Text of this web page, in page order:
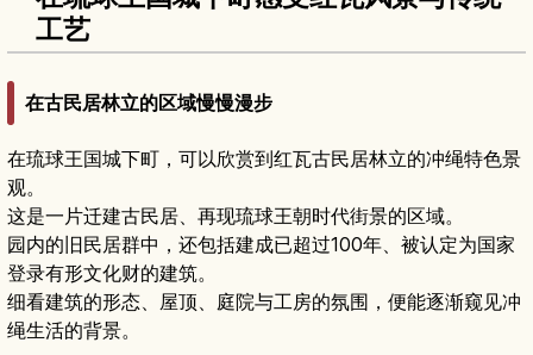
工艺
在古民居林立的区域慢慢漫步
在琉球王国城下町，可以欣赏到红瓦古民居林立的冲绳特色景
观。
这是一片迁建古民居、再现琉球王朝时代街景的区域。
园内的旧民居群中，还包括建成已超过100年、被认定为国家
登录有形文化财的建筑。
细看建筑的形态、屋顶、庭院与工房的氛围，便能逐渐窥见冲
绳生活的背景。